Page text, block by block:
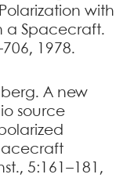
with
a Spacecraft.
1978.
A new
source
5:161–181,